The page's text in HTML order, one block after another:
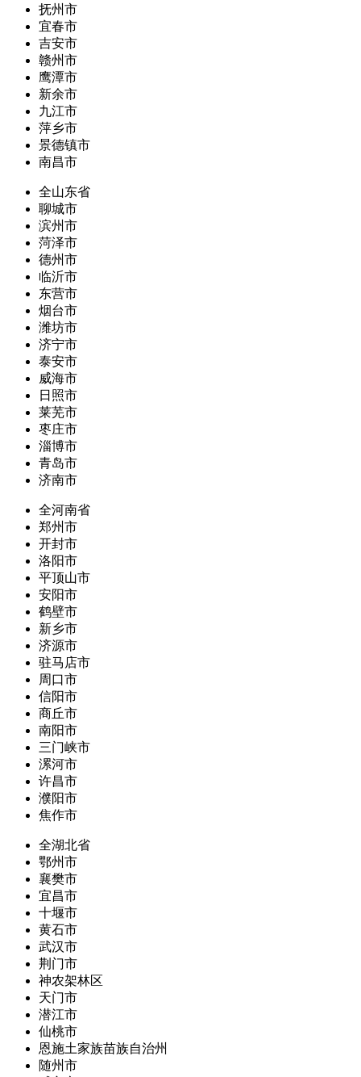
抚州市
宜春市
吉安市
赣州市
鹰潭市
新余市
九江市
萍乡市
景德镇市
南昌市
全山东省
聊城市
滨州市
菏泽市
德州市
临沂市
东营市
烟台市
潍坊市
济宁市
泰安市
威海市
日照市
莱芜市
枣庄市
淄博市
青岛市
济南市
全河南省
郑州市
开封市
洛阳市
平顶山市
安阳市
鹤壁市
新乡市
济源市
驻马店市
周口市
信阳市
商丘市
南阳市
三门峡市
漯河市
许昌市
濮阳市
焦作市
全湖北省
鄂州市
襄樊市
宜昌市
十堰市
黄石市
武汉市
荆门市
神农架林区
天门市
潜江市
仙桃市
恩施土家族苗族自治州
随州市